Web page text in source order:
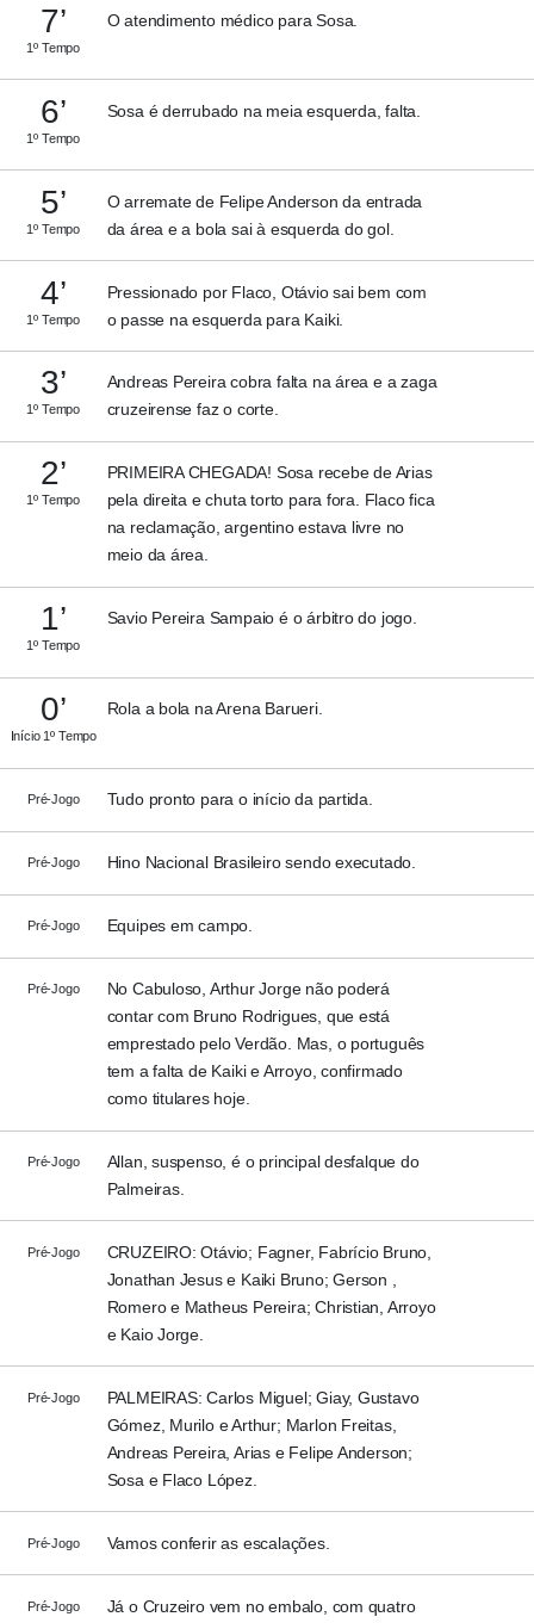
7’
1º Tempo
O atendimento médico para Sosa.
6’
1º Tempo
Sosa é derrubado na meia esquerda, falta.
5’
1º Tempo
O arremate de Felipe Anderson da entrada
da área e a bola sai à esquerda do gol.
4’
1º Tempo
Pressionado por Flaco, Otávio sai bem com
o passe na esquerda para Kaiki.
3’
1º Tempo
Andreas Pereira cobra falta na área e a zaga
cruzeirense faz o corte.
2’
1º Tempo
PRIMEIRA CHEGADA! Sosa recebe de Arias
pela direita e chuta torto para fora. Flaco fica
na reclamação, argentino estava livre no
meio da área.
1’
1º Tempo
Savio Pereira Sampaio é o árbitro do jogo.
0’
Início 1º Tempo
Rola a bola na Arena Barueri.
Pré-Jogo Tudo pronto para o início da partida.
Pré-Jogo Hino Nacional Brasileiro sendo executado.
Pré-Jogo Equipes em campo.
Pré-Jogo
No Cabuloso, Arthur Jorge não poderá
contar com Bruno Rodrigues, que está
emprestado pelo Verdão. Mas, o português
tem a falta de Kaiki e Arroyo, confirmado
como titulares hoje.
Pré-Jogo
Allan, suspenso, é o principal desfalque do
Palmeiras.
Pré-Jogo
CRUZEIRO: Otávio; Fagner, Fabrício Bruno,
Jonathan Jesus e Kaiki Bruno; Gerson ,
Romero e Matheus Pereira; Christian, Arroyo
e Kaio Jorge.
Pré-Jogo
PALMEIRAS: Carlos Miguel; Giay, Gustavo
Gómez, Murilo e Arthur; Marlon Freitas,
Andreas Pereira, Arias e Felipe Anderson;
Sosa e Flaco López.
Pré-Jogo Vamos conferir as escalações.
Pré-Jogo Já o Cruzeiro vem no embalo, com quatro